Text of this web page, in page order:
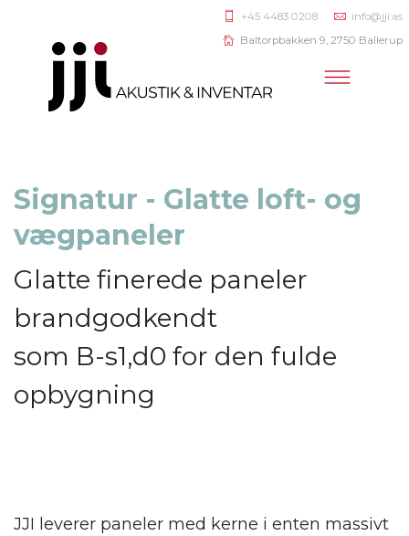
+45 4483 0208
info@jji.as
Baltorpbakken 9, 2750 Ballerup
Signatur - Glatte loft- og
vægpaneler
Glatte finerede paneler
brandgodkendt
som B-s1,d0 for den fulde
opbygning
JJI leverer paneler med kerne i enten massivt